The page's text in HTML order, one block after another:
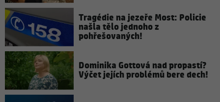
Tragédie na jezeře Most: Policie
našla tělo jednoho z
pohřešovaných!
Dominika Gottová nad propastí?
Výčet jejích problémů bere dech!